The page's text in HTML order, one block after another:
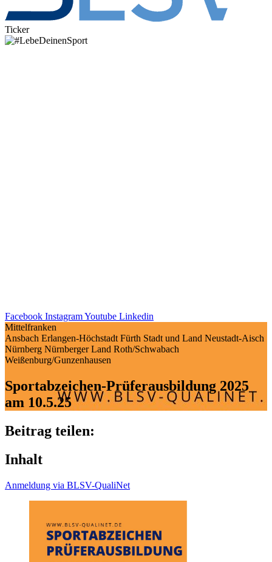
Ticker
Facebook InstagramYoutube Linkedin
Mittelfranken
Ansbach Erlangen-Höchstadt Fürth Stadt und Land Neustadt-Aisch
Nürnberg Nürnberger Land Roth/Schwabach
Weißenburg/Gunzenhausen
Sport­ab­zei­chen-Prüfer­aus­bil­dung 2025
am 10.5.25
Beitrag teilen:
Inhalt
Anmel­dung via BLSV-QualiNet